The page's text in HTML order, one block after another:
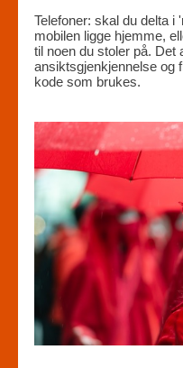
Telefoner: skal du delta i
mobilen ligge hjemme,
til noen du stoler på. Det
ansiktsgjenkjennelse og
kode som brukes.